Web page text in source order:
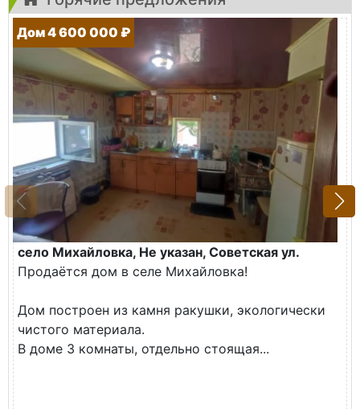
Дом 4 600 000 ₽
село Михайловка, Не указан, Советская ул.
Продаётся дом в селе Михайловка!
Дом построен из камня ракушки, экологически
чистого материала.
В доме 3 комнаты, отдельно стоящая...